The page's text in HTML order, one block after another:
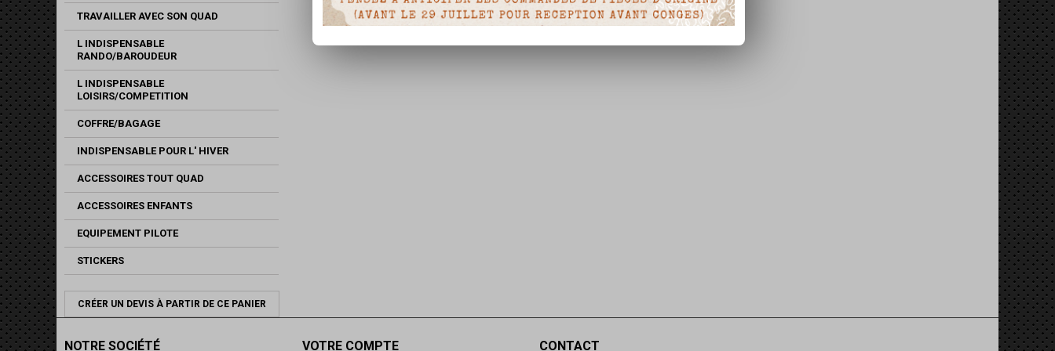
TRAVAILLER AVEC SON QUAD
L INDISPENSABLE
RANDO/BAROUDEUR
L INDISPENSABLE
LOISIRS/COMPETITION
COFFRE/BAGAGE
INDISPENSABLE POUR L' HIVER
ACCESSOIRES TOUT QUAD
ACCESSOIRES ENFANTS
EQUIPEMENT PILOTE
STICKERS
CRÉER UN DEVIS À PARTIR DE CE PANIER
NOTRE SOCIÉTÉ VOTRE COMPTE CONTACT